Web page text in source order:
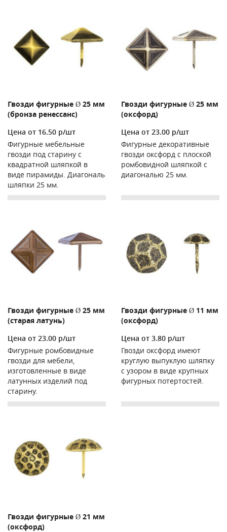
Гвозди фигурные Ø 25 мм
(бронза ренессанс)
Цена от 16.50 р/шт
Фигурные мебельные
гвозди под старину с
квадратной шляпкой в
виде пирамиды. Диагональ
шляпки 25 мм.
Гвозди фигурные Ø 25 мм
(оксфорд)
Цена от 23.00 р/шт
Фигурные декоративные
гвозди оксфорд с плоской
ромбовидной шляпкой с
диагональю 25 мм.
Гвозди фигурные Ø 25 мм
(старая латунь)
Цена от 23.00 р/шт
Фигурные ромбовидные
гвозди для мебели,
изготовленные в виде
латунных изделий под
старину.
Гвозди фигурные Ø 11 мм
(оксфорд)
Цена от 3.80 р/шт
Гвозди оксфорд имеют
круглую выпуклую шляпку
с узором в виде крупных
фигурных потертостей.
Гвозди фигурные Ø 21 мм
(оксфорд)